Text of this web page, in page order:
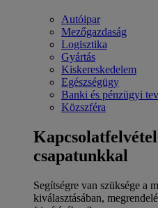
Autóipar
Mezőgazdaság
Logisztika
Gyártás
Kiskereskedelem
Egészségügy
Banki és pénzügyi
Közszféra
csapatunkkal
Segítségre van szüksége a
kiválasztásában,